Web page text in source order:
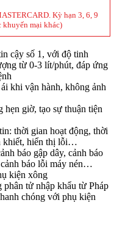
Kỳ hạn 3, 6, 9
khuyến mại khác)
cậy số 1, với độ tinh
từ 0-3 lít/phút, đáp ứng
khi vận hành, không ảnh
hẹn giờ, tạo sự thuận tiện
thời gian hoạt động, thời
khiết, hiển thị lỗi…
báo gập dây, cảnh báo
báo lỗi máy nén…
kiện xông
tử nhập khẩu từ Pháp
chóng với phụ kiện